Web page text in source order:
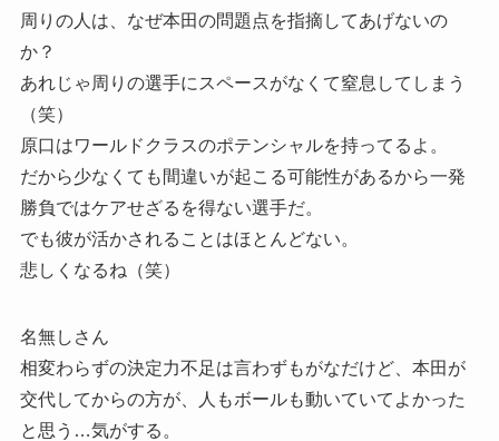
周りの人は、なぜ本田の問題点を指摘してあげないの
か？
あれじゃ周りの選手にスペースがなくて窒息してしまう
（笑）
原口はワールドクラスのポテンシャルを持ってるよ。
だから少なくても間違いが起こる可能性があるから一発
勝負ではケアせざるを得ない選手だ。
でも彼が活かされることはほとんどない。
悲しくなるね（笑）
名無しさん
相変わらずの決定力不足は言わずもがなだけど、本田が
交代してからの方が、人もボールも動いていてよかった
と思う…気がする。